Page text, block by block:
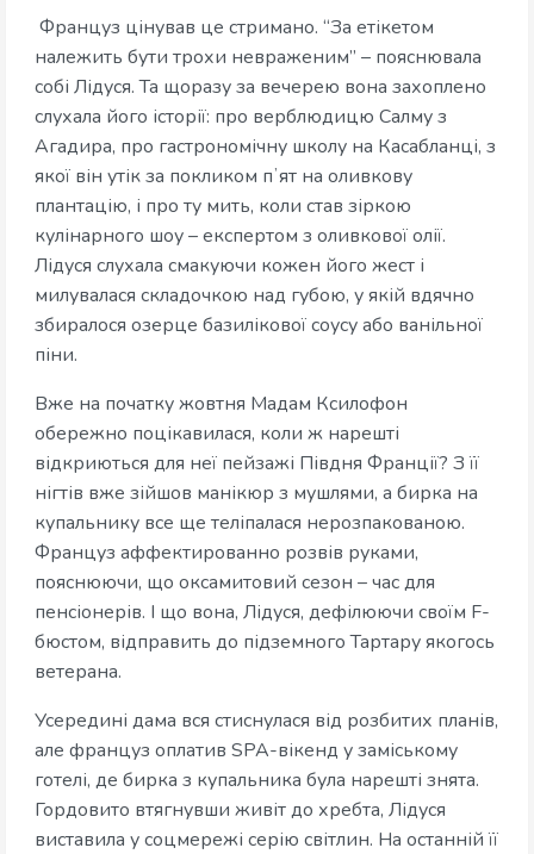
Француз цінував це стримано. “За етікетом
належить бути трохи невраженим” – пояснювала
собі Лідуся. Та щоразу за вечерею вона захоплено
слухала його історії: про верблюдицю Салму з
Агадира, про гастрономічну школу на Касабланці, з
якої він утік за покликом пʼят на оливкову
плантацію, і про ту мить, коли став зіркою
кулінарного шоу – експертом з оливкової олії.
Лідуся слухала смакуючи кожен його жест і
милувалася складочкою над губою, у якій вдячно
збиралося озерце базилікової соусу або ванільної
піни.
Вже на початку жовтня Мадам Ксилофон
обережно поцікавилася, коли ж нарешті
відкриються для неї пейзажі Півдня Франції? З її
нігтів вже зійшов манікюр з мушлями, а бирка на
купальнику все ще теліпалася нерозпакованою.
Француз аффектированно розвів руками,
пояснюючи, що оксамитовий сезон – час для
пенсіонерів. І що вона, Лідуся, дефілюючи своїм F-
бюстом, відправить до підземного Тартару якогось
ветерана.
Усередині дама вся стиснулася від розбитих планів,
але француз оплатив SPA-вікенд у заміському
готелі, де бирка з купальника була нарешті знята.
Гордовито втягнувши живіт до хребта, Лідуся
виставила у соцмережі серію світлин. На останній її